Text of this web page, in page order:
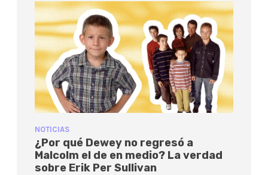
NOTICIAS
¿Por qué Dewey no regresó a
Malcolm el de en medio? La verdad
sobre Erik Per Sullivan